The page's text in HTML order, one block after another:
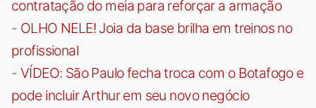
contratação do meia para reforçar a armação
- OLHO NELE! Joia da base brilha em treinos no
profissional
- VÍDEO: São Paulo fecha troca com o Botafogo e
pode incluir Arthur em seu novo negócio